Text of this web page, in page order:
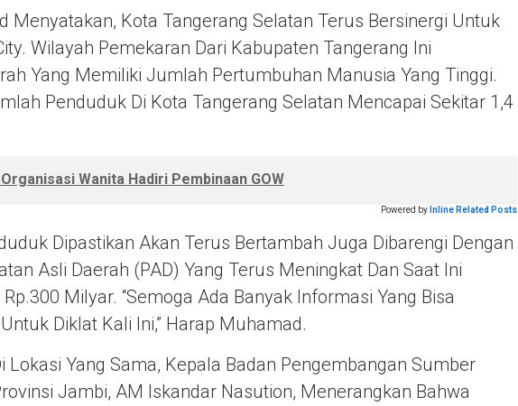
Menyatakan, Kota Tangerang Selatan Terus Bersinergi Untuk
Wilayah Pemekaran Dari Kabupaten Tangerang Ini
Yang Memiliki Jumlah Pertumbuhan Manusia Yang Tinggi.
Penduduk Di Kota Tangerang Selatan Mencapai Sekitar 1,4
Wanita Hadiri Pembinaan GOW
Powered by Inline Related Posts
Dipastikan Akan Terus Bertambah Juga Dibarengi Dengan
Asli Daerah (PAD) Yang Terus Meningkat Dan Saat Ini
Milyar. “Semoga Ada Banyak Informasi Yang Bisa
Diklat Kali Ini,” Harap Muhamad.
Lokasi Yang Sama, Kepala Badan Pengembangan Sumber
Jambi, AM Iskandar Nasution, Menerangkan Bahwa